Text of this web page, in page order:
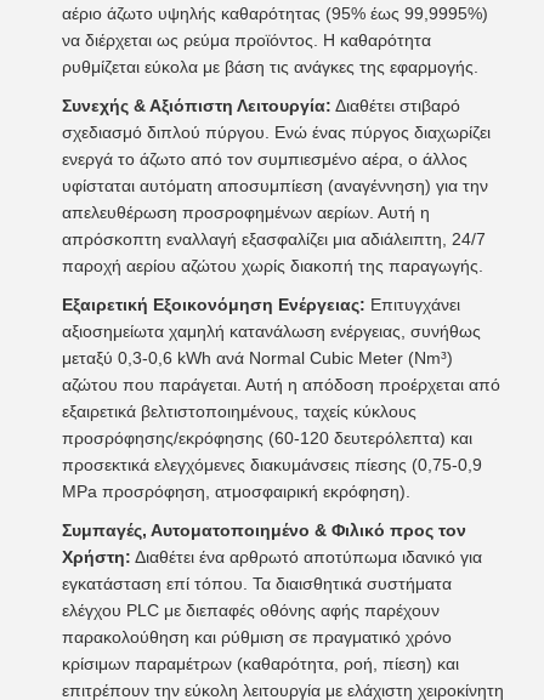
αέριο άζωτο υψηλής καθαρότητας (95% έως 99,9995%)
να διέρχεται ως ρεύμα προϊόντος. Η καθαρότητα
ρυθμίζεται εύκολα με βάση τις ανάγκες της εφαρμογής.
Συνεχής & Αξιόπιστη Λειτουργία: Διαθέτει στιβαρό
σχεδιασμό διπλού πύργου. Ενώ ένας πύργος διαχωρίζει
ενεργά το άζωτο από τον συμπιεσμένο αέρα, ο άλλος
υφίσταται αυτόματη αποσυμπίεση (αναγέννηση) για την
απελευθέρωση προσροφημένων αερίων. Αυτή η
απρόσκοπτη εναλλαγή εξασφαλίζει μια αδιάλειπτη, 24/7
παροχή αερίου αζώτου χωρίς διακοπή της παραγωγής.
Εξαιρετική Εξοικονόμηση Ενέργειας: Επιτυγχάνει
αξιοσημείωτα χαμηλή κατανάλωση ενέργειας, συνήθως
μεταξύ 0,3-0,6 kWh ανά Normal Cubic Meter (Nm³)
αζώτου που παράγεται. Αυτή η απόδοση προέρχεται από
εξαιρετικά βελτιστοποιημένους, ταχείς κύκλους
προσρόφησης/εκρόφησης (60-120 δευτερόλεπτα) και
προσεκτικά ελεγχόμενες διακυμάνσεις πίεσης (0,75-0,9
MPa προσρόφηση, ατμοσφαιρική εκρόφηση).
Συμπαγές, Αυτοματοποιημένο & Φιλικό προς τον
Χρήστη: Διαθέτει ένα αρθρωτό αποτύπωμα ιδανικό για
εγκατάσταση επί τόπου. Τα διαισθητικά συστήματα
ελέγχου PLC με διεπαφές οθόνης αφής παρέχουν
παρακολούθηση και ρύθμιση σε πραγματικό χρόνο
κρίσιμων παραμέτρων (καθαρότητα, ροή, πίεση) και
επιτρέπουν την εύκολη λειτουργία με ελάχιστη χειροκίνητη